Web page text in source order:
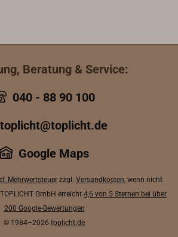
Beratung & Service:
040 - 88 90 100
toplicht@toplicht.de
Google Maps
Mehrwertsteuerzzgl. Versandkosten, wenn nicht
GmbH erreicht 4,6 von 5 Sternen bei über
200 Google-Bewertungen
© 1984–2026 toplicht.de